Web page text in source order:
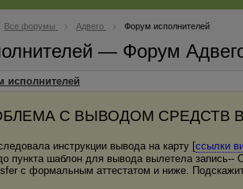
Все форумы Адвего Форум исполнителей
— Форум
исполнителей
С ВЫВОДОМ СРЕДСТВ
инструкции вывода на карту [ссылки
пункта шаблон для вывода вылетела
с формальным аттестатом и ниже.